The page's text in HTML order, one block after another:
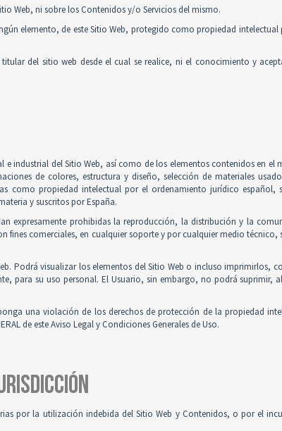
Web, ni sobre los Contenidos y/o Servicios del mismo.
elemento, de este Sitio Web, protegido como propiedad
del sitio web desde el cual se realice, ni el conocimiento y
industrial del Sitio Web, así como de los elementos contenidos en
de colores, estructura y diseño, selección de materiales
como propiedad intelectual por el ordenamiento jurídico español,
y suscritos por España.
expresamente prohibidas la reproducción, la distribución y la
comerciales, en cualquier soporte y por cualquier medio técnico,
Podrá visualizar los elementos del Sitio Web o incluso imprimirlos,
para su uso personal. El Usuario, sin embargo, no podrá suprimir,
una violación de los derechos de protección de la propiedad
de este Aviso Legal y Condiciones Generales de Uso.
por la utilización indebida del Sitio Web y Contenidos, o por el